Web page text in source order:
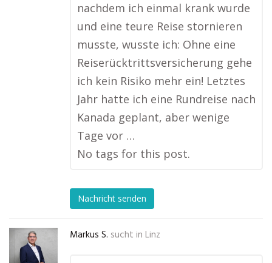
nachdem ich einmal krank wurde
und eine teure Reise stornieren
musste, wusste ich: Ohne eine
Reiserücktrittsversicherung gehe
ich kein Risiko mehr ein! Letztes
Jahr hatte ich eine Rundreise nach
Kanada geplant, aber wenige
Tage vor …
No tags for this post.
Nachricht senden
Markus S. sucht in Linz